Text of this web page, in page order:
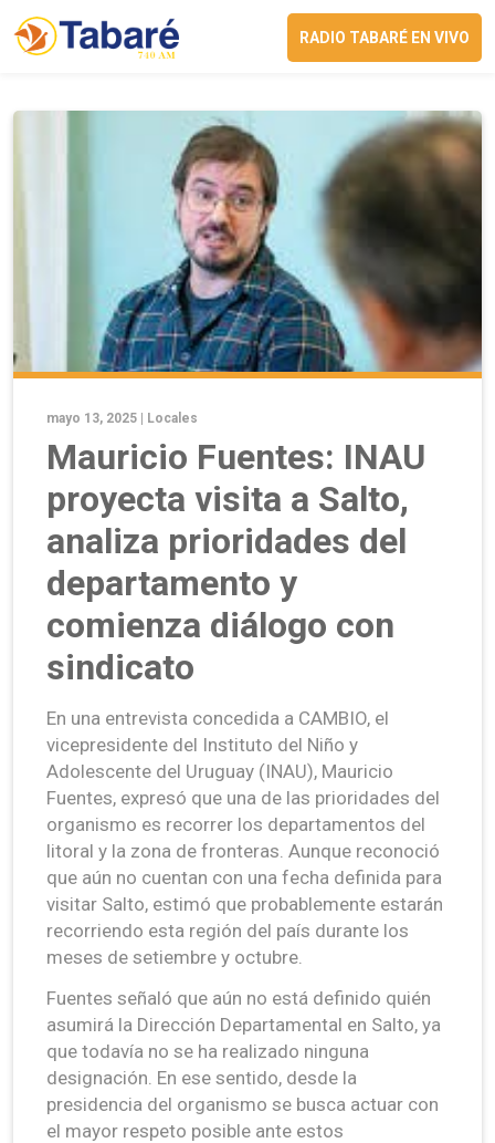
RADIO TABARÉ EN VIVO
mayo 13, 2025 | Locales
Mauricio Fuentes: INAU
proyecta visita a Salto,
analiza prioridades del
departamento y
comienza diálogo con
sindicato
En una entrevista concedida a CAMBIO, el
vicepresidente del Instituto del Niño y
Adolescente del Uruguay (INAU), Mauricio
Fuentes, expresó que una de las prioridades del
organismo es recorrer los departamentos del
litoral y la zona de fronteras. Aunque reconoció
que aún no cuentan con una fecha definida para
visitar Salto, estimó que probablemente estarán
recorriendo esta región del país durante los
meses de setiembre y octubre.
Fuentes señaló que aún no está definido quién
asumirá la Dirección Departamental en Salto, ya
que todavía no se ha realizado ninguna
designación. En ese sentido, desde la
presidencia del organismo se busca actuar con
el mayor respeto posible ante estos